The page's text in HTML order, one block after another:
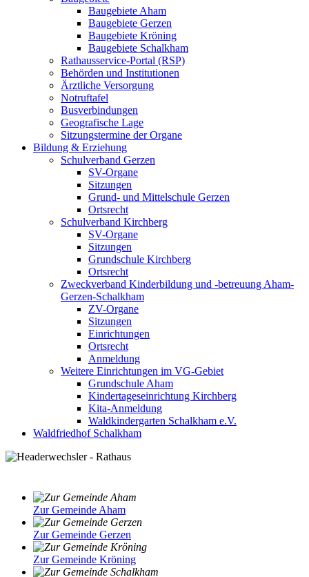
Baugebiete Aham
Baugebiete Gerzen
Baugebiete Kröning
Baugebiete Schalkham
Rathausservice-Portal (RSP)
Behörden und Institutionen
Ärztliche Versorgung
Notruftafel
Busverbindungen
Geografische Lage
Sitzungstermine der Organe
Bildung & Erziehung
Schulverband Gerzen
SV-Organe
Sitzungen
Grund- und Mittelschule Gerzen
Ortsrecht
Schulverband Kirchberg
SV-Organe
Sitzungen
Grundschule Kirchberg
Ortsrecht
Zweckverband Kinderbildung und -betreuung Aham-
Gerzen-Schalkham
ZV-Organe
Sitzungen
Einrichtungen
Ortsrecht
Anmeldung
Weitere Einrichtungen im VG-Gebiet
Grundschule Aham
Kindertageseinrichtung Kirchberg
Kita-Anmeldung
Waldkindergarten Schalkham e.V.
Waldfriedhof Schalkham
Zur Gemeinde Aham
Zur Gemeinde Gerzen
Zur Gemeinde Kröning